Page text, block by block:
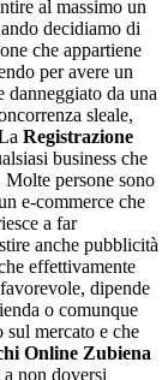
al massimo un
decidiamo di
che appartiene
per avere un
danneggiato da una
sleale,
Registrazione
business che
persone sono
e-commerce che
a far
anche pubblicità
effettivamente
dipende
o comunque
sul mercato e che
Online Zubiena
a non doversi